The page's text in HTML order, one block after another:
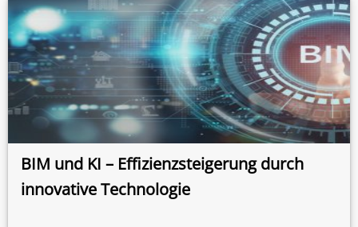
BIM und KI – Effizienzsteigerung durch
innovative Technologie